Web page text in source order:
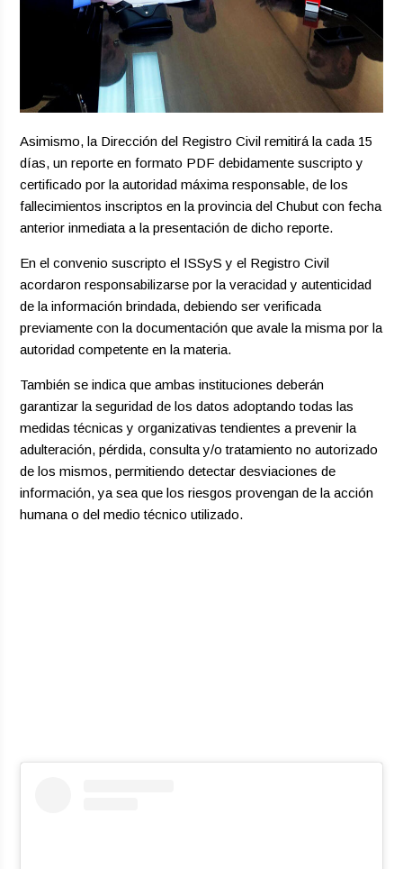
Asimismo, la Dirección del Registro Civil remitirá la cada 15
días, un reporte en formato PDF debidamente suscripto y
certificado por la autoridad máxima responsable, de los
fallecimientos inscriptos en la provincia del Chubut con fecha
anterior inmediata a la presentación de dicho reporte.
En el convenio suscripto el ISSyS y el Registro Civil
acordaron responsabilizarse por la veracidad y autenticidad
de la información brindada, debiendo ser verificada
previamente con la documentación que avale la misma por la
autoridad competente en la materia.
También se indica que ambas instituciones deberán
garantizar la seguridad de los datos adoptando todas las
medidas técnicas y organizativas tendientes a prevenir la
adulteración, pérdida, consulta y/o tratamiento no autorizado
de los mismos, permitiendo detectar desviaciones de
información, ya sea que los riesgos provengan de la acción
humana o del medio técnico utilizado.